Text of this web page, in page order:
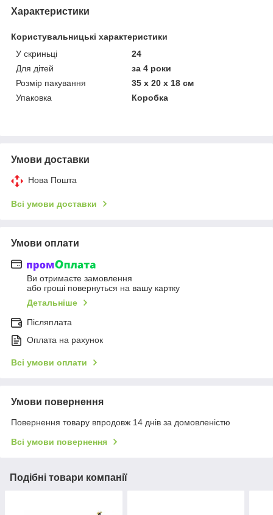
Характеристики
Користувальницькі характеристики
У скриньці
24
Для дітей
за 4 роки
Розмір пакування
35 х 20 х 18 см
Упаковка
Коробка
Умови доставки
Нова Пошта
Всі умови доставки
Умови оплати
Ви отримаєте замовлення
або гроші повернуться на вашу картку
Детальніше
Післяплата
Оплата на рахунок
Всі умови оплати
Умови повернення
Повернення товару впродовж 14 днів за домовленістю
Всі умови повернення
Подібні товари компанії